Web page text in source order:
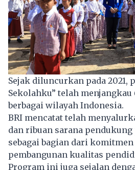
Sejak diluncurkan pada 2021,
Sekolahku” telah menjangkau
berbagai wilayah Indonesia.
BRI mencatat telah
dan ribuan sarana pendukung
sebagai bagian dari
pembangunan kualitas
Program ini juga sejalan